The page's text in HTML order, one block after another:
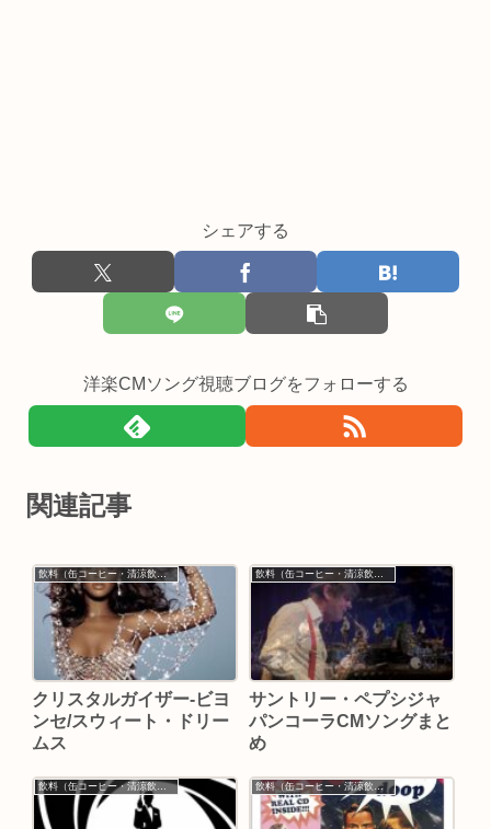
シェアする
洋楽CMソング視聴ブログをフォローする
関連記事
飲料（缶コーヒー・清涼飲料類）
クリスタルガイザー-ビヨ
ンセ/スウィート・ドリー
ムス
飲料（缶コーヒー・清涼飲料類）
サントリー・ペプシジャ
パンコーラCMソングまと
め
飲料（缶コーヒー・清涼飲料類） 飲料（缶コーヒー・清涼飲料類）